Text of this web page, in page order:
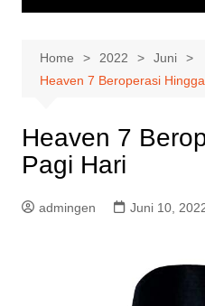
Home 2022
Juni
Heaven 7 Beroperasi
Heaven 7
Pagi Hari
admingen Juni 10,